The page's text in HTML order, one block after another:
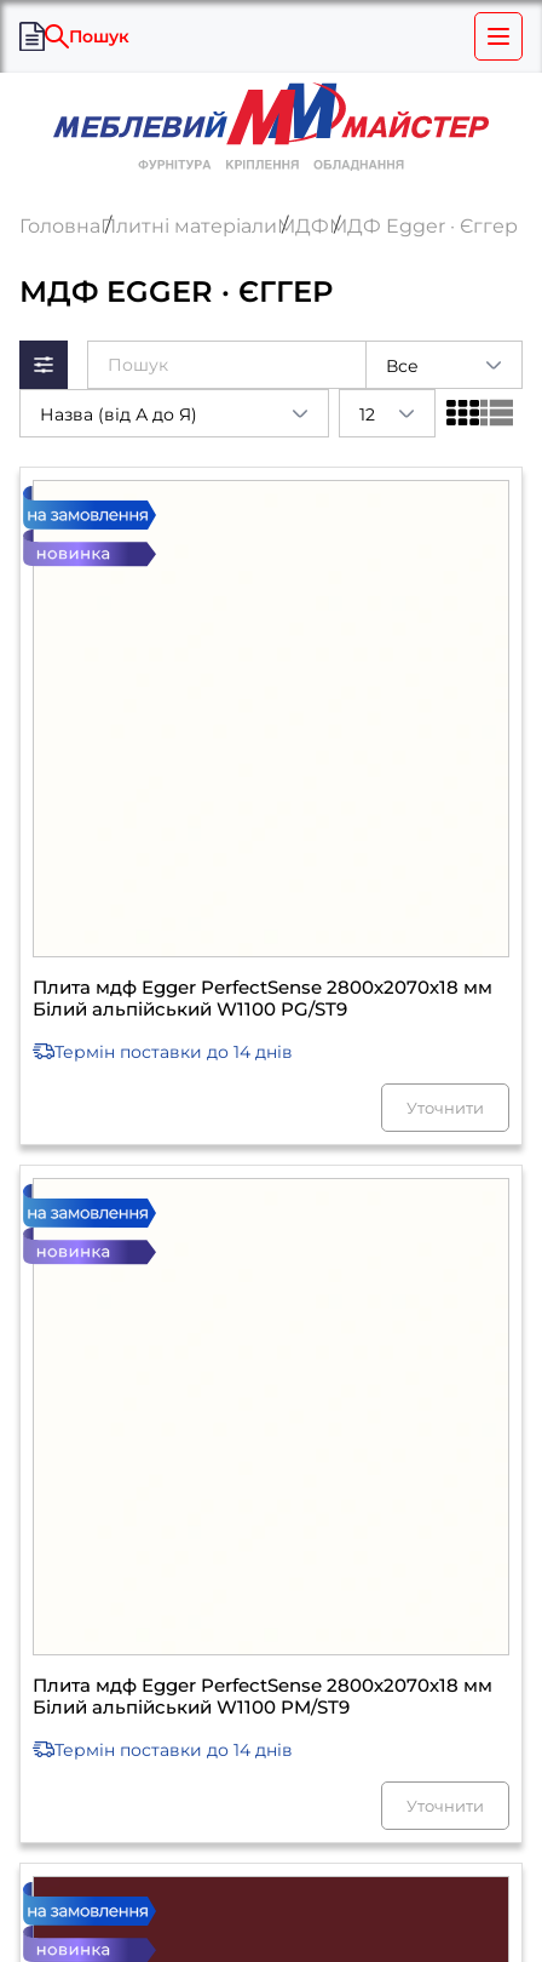
Пошук
ГоловнаПлитні матеріалиМДФМДФ Egger · Єггер
МДФ EGGER · ЄГГЕР
Все
Назва (від А до Я) 12
Плита мдф Egger PerfectSense 2800х2070х18 мм
Білий альпійський W1100 PG/ST9
Термін поставки до 14 днів
Уточнити
Плита мдф Egger PerfectSense 2800х2070х18 мм
Білий альпійський W1100 PM/ST9
Термін поставки до 14 днів
Уточнити